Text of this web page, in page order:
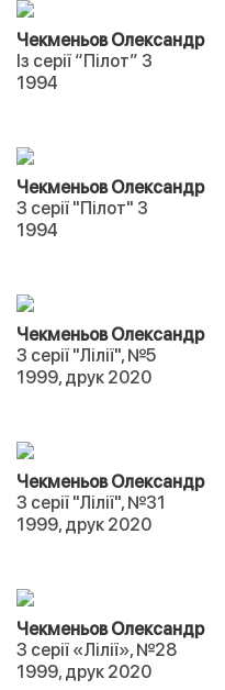
Чекменьов Олександр
Із серії “Пілот” 3
1994
Чекменьов Олександр
З серії "Пілот" 3
1994
Чекменьов Олександр
З серії "Лілії", №5
1999, друк 2020
Чекменьов Олександр
З серії "Лілії", №31
1999, друк 2020
Чекменьов Олександр
З серії «Лілії», №28
1999, друк 2020